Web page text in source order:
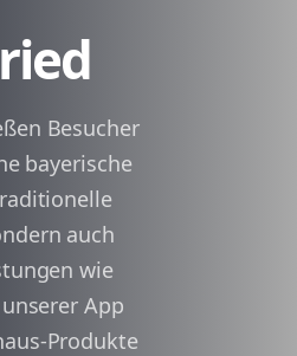
Besucher
bayerische
auch
wie
App
Produkte